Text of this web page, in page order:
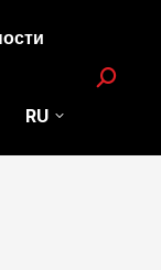
RU
Search: